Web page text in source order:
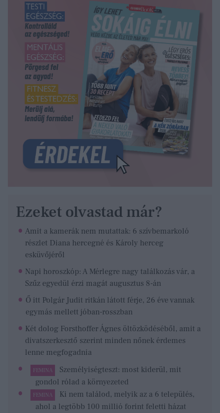
Ezeket olvastad már?
Amit a kamerák nem mutattak: 6 szívbemarkoló
részlet Diana hercegné és Károly herceg
esküvőjéről
Napi horoszkóp: A Mérlegre nagy találkozás vár, a
Szűz egyedül érzi magát augusztus 8-án
Ő itt Polgár Judit ritkán látott férje, 26 éve vannak
egymás mellett jóban-rosszban
Két dolog Forsthoffer Ágnes öltözködéséből, amit a
divatszerkesztő szerint minden nőnek érdemes
lenne megfogadnia
FEMINA
Személyiségteszt: most kiderül, mit
gondol rólad a környezeted
FEMINA
Ki nem találod, melyik az a 6 település,
ahol a legtöbb 100 millió forint feletti házat